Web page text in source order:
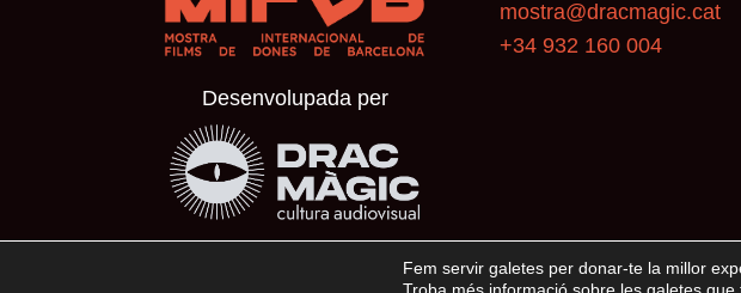
Desenvolupada per
mostra@dracmagic.cat
+34 932 160 004
Fem servir galetes per donar-te la millor